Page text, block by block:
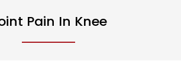
Pain In Knee